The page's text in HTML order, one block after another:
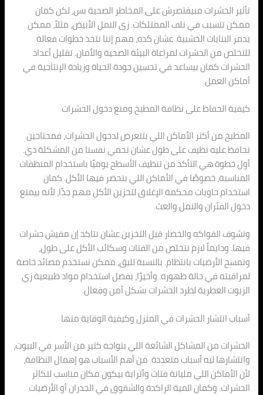
تأثير الحشرات مبيقتصرش على المخاطر الصحية بس، لكن كمان
ممكن تتسبب في تلف الممتلكات. زى النمل الأبيض، مثلاً، ممكن
يدمر البنايات الخشبية. عشان كده، مهم إننا نتخذ خطوات فعالة
للتخلص من الحشرات لمراعاة البيئة الصحية والأمان. تقليل أعداد
الحشرات كمان بيساعد في تحسين جودة الحياة وزيادة الإنتاجية في
أماكن العمل.
كيفية الحفاظ على نظافة المطبخ ومنع دخول الحشرات
المطبخ من أكتر الأماكن اللي بتتعرض لدخول الحشرات، فمحتاجين
نحافظ عليه نظيف على طول عشان نحمي نفسنا من المشكلة دي.
أول خطوة هي التأكد من تنظيف الأسطح يوميًا باستخدام المنظفات
المناسبة، خصوصًا في الأماكن اللي بنحضر فيها الأكل. كمان
استخدام حاويات محكمة الإغلاق لتخزين الأكل مهم جدًا، لأنه بيمنع
دخول الفئران والنمل والعث.
ونشوف الفواكه والخضار قبل التخزين عشان نتاكد إن مفيش حشرات
فيها. ودايماً لازم نتخلص من الفتات وسكائب الأكل على طول،
ونمسح الأرضيات بانتظام. بالنسبة للبق، ممكن نستخدم مصائد خاصة
لمراقبته في حالة ظهوره. وأخيرًا، يفضل استخدام مواد طبيعية زي
الزيوت العطرية لطرد الحشرات بشكل آمن وفعال.
أسباب انتشار الحشرات في المنزل وكيفية الوقاية منها
الحشرات من المشاكل الشائعة اللي بتواجه كتير من الأسر في البيوت،
وانتشارها ليه أسباب متعددة. من أهم الأسباب هو إهمال النظافة،
لأن الأماكن اللي مليانة فتات وأترابة بيكون مكان مناسب لتكاثر
الحشرات. وكمان المية الراكدة والشقوق في الجدران أو الأرضيات